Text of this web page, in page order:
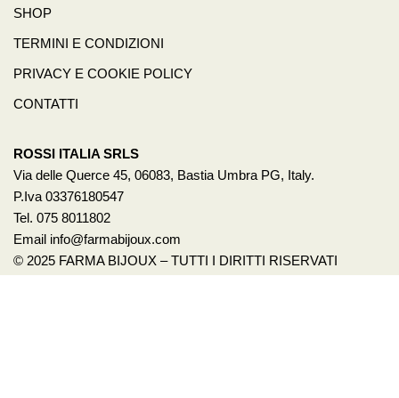
SHOP
TERMINI E CONDIZIONI
PRIVACY E COOKIE POLICY
CONTATTI
ROSSI ITALIA SRLS
Via delle Querce 45, 06083, Bastia Umbra PG, Italy.
P.Iva 03376180547
Tel. 075 8011802
Email info@farmabijoux.com
© 2025 FARMA BIJOUX – TUTTI I DIRITTI RISERVATI